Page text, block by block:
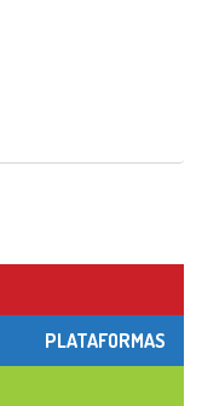
PLATAFORMAS